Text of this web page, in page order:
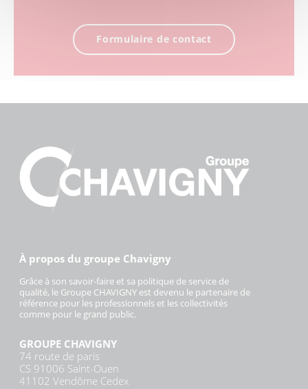
Formulaire de contact
À propos du groupe Chavigny
Grâce à son savoir-faire et sa politique de service de
qualité, le Groupe CHAVIGNY est devenu le partenaire de
référence pour les professionnels et les collectivités
comme pour le grand public.
GROUPE CHAVIGNY
74 route de paris
CS 91006 Saint-Ouen
41102 Vendôme Cedex